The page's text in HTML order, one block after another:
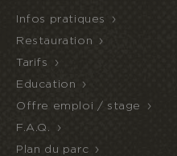
Infos pratiques
Restauration
Tarifs
Education
Offre emploi / stage
F.A.Q.
Plan du parc
ACCÈS